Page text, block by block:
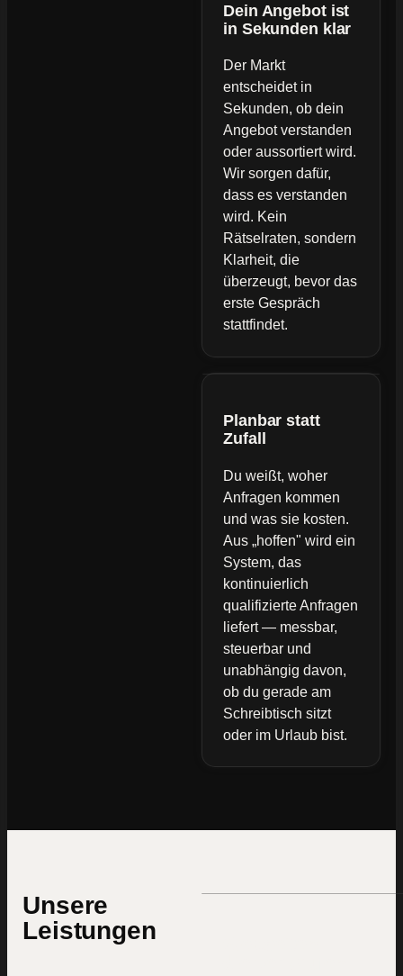
Dein Angebot ist
in Sekunden klar
Der Markt
entscheidet in
Sekunden, ob dein
Angebot verstanden
oder aussortiert wird.
Wir sorgen dafür,
dass es verstanden
wird. Kein
Rätselraten, sondern
Klarheit, die
überzeugt, bevor das
erste Gespräch
stattfindet.
Planbar statt
Zufall
Du weißt, woher
Anfragen kommen
und was sie kosten.
Aus „hoffen" wird ein
System, das
kontinuierlich
qualifizierte Anfragen
liefert — messbar,
steuerbar und
unabhängig davon,
ob du gerade am
Schreibtisch sitzt
oder im Urlaub bist.
Unsere
Leistungen